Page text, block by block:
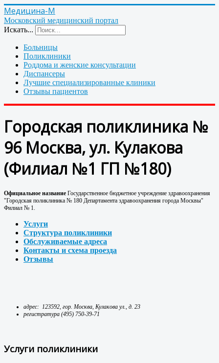
Медицина-М
Московский медицинский портал
Искать...
Больницы
Поликлиники
Роддома и женские консультации
Диспансеры
Лучшие специализированные клиники
Отзывы пациентов
Городская поликлиника №
96 Москва, ул. Кулакова
(Филиал №1 ГП №180)
Официальное название Государственное бюджетное учреждение здравоохранения
"Городская поликлиника № 180 Департамента здравоохранения города Москвы"
Филиал № 1.
Услуги
Структура поликлиники
Обслуживаемые адреса
Контакты и схема проезда
Отзывы
адрес: 123592, гор. Москва, Кулакова ул., д. 23
регистратура (495) 750-39-71
Услуги поликлиники